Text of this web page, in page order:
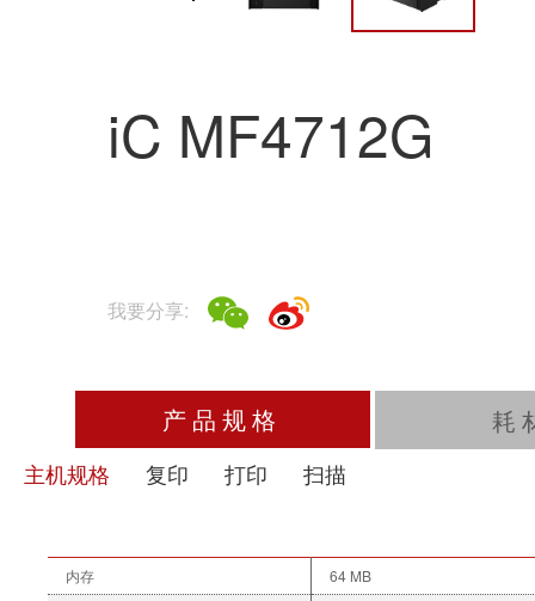
iC MF4712G
我要分享:
产品规格 耗
主机规格 复印 打印 扫描
内存
64 MB